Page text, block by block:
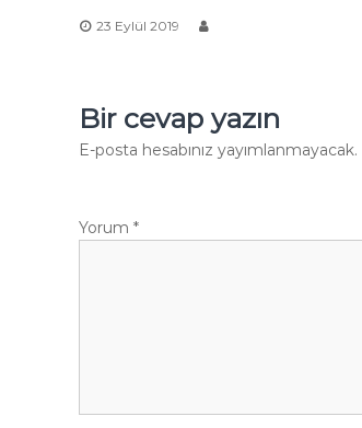
23 Eylül 2019
Bir cevap yazın
E-posta hesabınız yayımlanmayacak.
Yorum *